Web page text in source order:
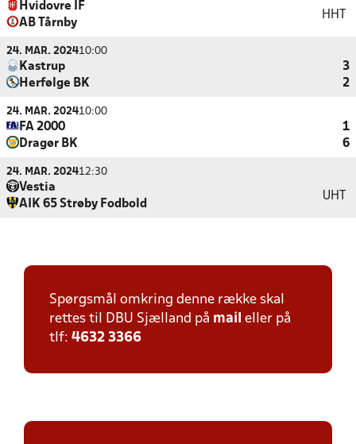
Hvidovre IF
AB Tårnby
HHT
24. MAR. 202410:00
Kastrup
3
Herfølge BK
2
24. MAR. 202410:00
FA 2000
1
Dragør BK
6
24. MAR. 202412:30
Vestia
AIK 65 Strøby Fodbold
UHT
Spørgsmål omkring denne række skal
rettes til DBU Sjælland på mail eller på
tlf: 4632 3366